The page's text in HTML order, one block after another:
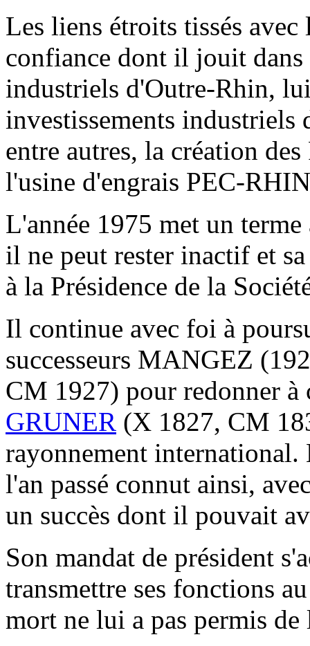
Les liens étroits tissés
confiance dont il jouit
industriels d'Outre-Rhin,
investissements industriels
entre autres, la création
l'usine d'engrais PEC-
L'année 1975 met un
il ne peut rester inactif et
à la Présidence de la
Il continue avec foi à
successeurs MANGEZ
CM 1927) pour redonner à
GRUNER (X 1827, CM
rayonnement international.
l'an passé connut ainsi,
un succès dont il pouvait
Son mandat de président
transmettre ses fonctions
mort ne lui a pas permis